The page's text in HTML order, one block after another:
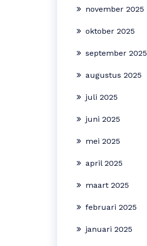
november 2025
oktober 2025
september 2025
augustus 2025
juli 2025
juni 2025
mei 2025
april 2025
maart 2025
februari 2025
januari 2025